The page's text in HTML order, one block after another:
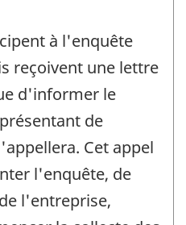
à l'enquête
reçoivent une lettre
d'informer le
de
Cet appel
l'enquête, de
l'entreprise,